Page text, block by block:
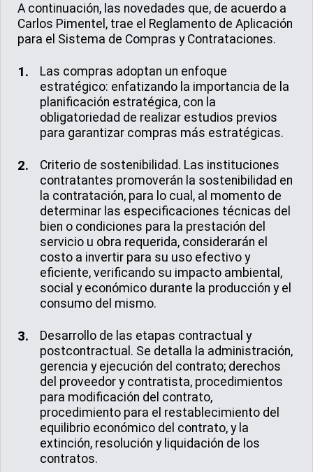
A continuación, las novedades que, de acuerdo a
Carlos Pimentel, trae el Reglamento de Aplicación
para el Sistema de Compras y Contrataciones.
Las compras adoptan un enfoque
estratégico: enfatizando la importancia de la
planificación estratégica, con la
obligatoriedad de realizar estudios previos
para garantizar compras más estratégicas.
Criterio de sostenibilidad. Las instituciones
contratantes promoverán la sostenibilidad en
la contratación, para lo cual, al momento de
determinar las especificaciones técnicas del
bien o condiciones para la prestación del
servicio u obra requerida, considerarán el
costo a invertir para su uso efectivo y
eficiente, verificando su impacto ambiental,
social y económico durante la producción y el
consumo del mismo.
Desarrollo de las etapas contractual y
postcontractual. Se detalla la administración,
gerencia y ejecución del contrato; derechos
del proveedor y contratista, procedimientos
para modificación del contrato,
procedimiento para el restablecimiento del
equilibrio económico del contrato, y la
extinción, resolución y liquidación de los
contratos.